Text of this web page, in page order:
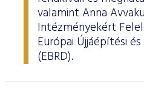
valamint Anna
Intézményekért
Európai Újjáépítési
(EBRD).